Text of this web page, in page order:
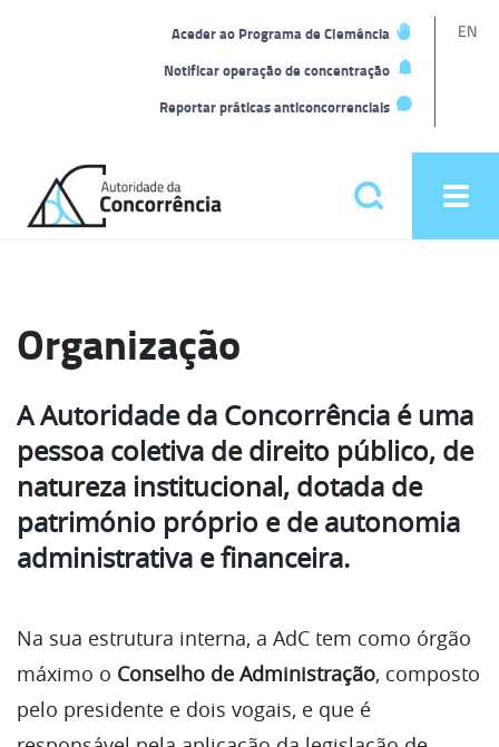
Aceder ao Programa de Clemência
Notificar operação de concentração
Reportar práticas anticoncorrenciais
EN
home
Pesquisar
Organização
A Autoridade da Concorrência é uma
pessoa coletiva de direito público, de
natureza institucional, dotada de
património próprio e de autonomia
administrativa e financeira.
Na sua estrutura interna, a AdC tem como órgão
máximo o Conselho de Administração, composto
pelo presidente e dois vogais, e que é